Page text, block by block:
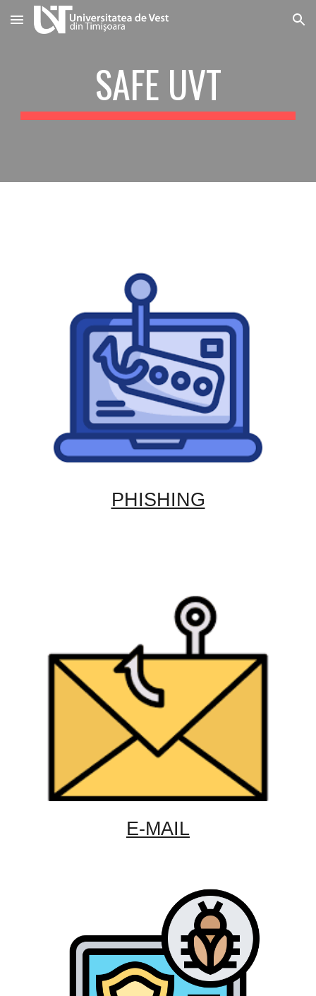
Skip to main content Skip to navigation
SAFE UVT
PHISHING
E-MAIL